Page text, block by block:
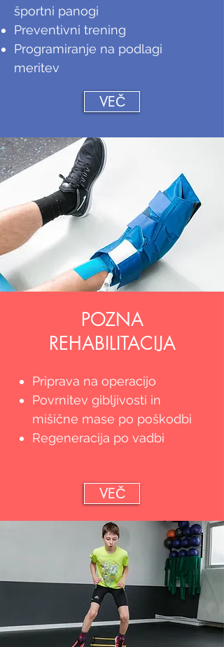
športni panogi
Preventivni trening
Programiranje na podlagi
meritev
VEČ
POZNA
REHABILITACIJA
Priprava na operacijo
Povrnitev gibljivosti in
mišične mase po poškodbi
Regeneracija po vadbi
VEČ